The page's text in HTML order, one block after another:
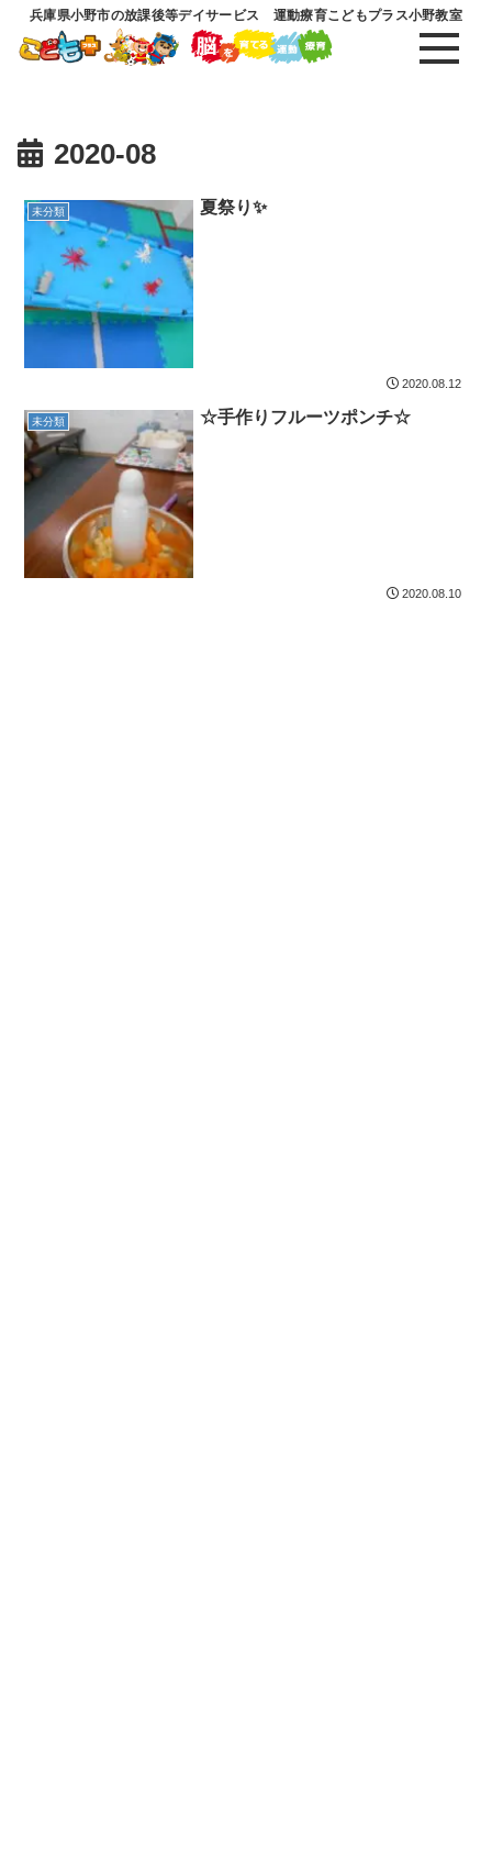
兵庫県小野市の放課後等デイサービス 運動療育こどもプラス小野教室
2020-08
未分類 夏祭り✨
2020.08.12
未分類 ☆手作りフルーツポンチ☆
2020.08.10